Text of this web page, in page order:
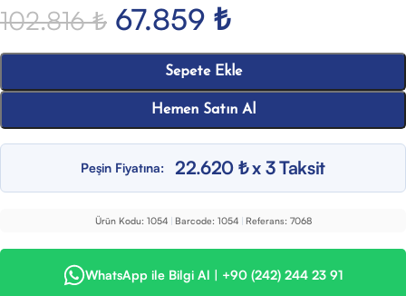
102.816₺ 67.859 ₺
Sepete Ekle
Hemen Satın Al
Peşin Fiyatına: 22.620 ₺ x 3 Taksit
Ürün Kodu: 1054 | Barcode: 1054 | Referans: 7068
WhatsApp ile Bilgi Al | +90 (242) 244 23 91